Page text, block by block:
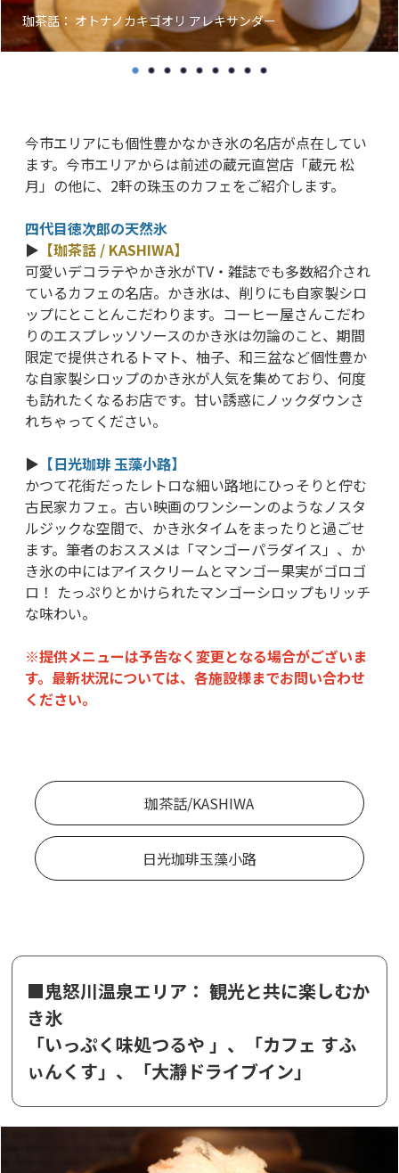
珈茶話： オトナノカキゴオリ アレキサンダー
今市エリアにも個性豊かなかき氷の名店が点在してい
ます。今市エリアからは前述の蔵元直営店「蔵元 松
月」の他に、2軒の珠玉のカフェをご紹介します。
四代目徳次郎の天然氷
▶ 【珈茶話 / KASHIWA】
可愛いデコラテやかき氷がTV・雑誌でも多数紹介され
ているカフェの名店。かき氷は、削りにも自家製シロ
ップにとことんこだわります。コーヒー屋さんこだわ
りのエスプレッソソースのかき氷は勿論のこと、期間
限定で提供されるトマト、柚子、和三盆など個性豊か
な自家製シロップのかき氷が人気を集めており、何度
も訪れたくなるお店です。甘い誘惑にノックダウンさ
れちゃってください。
▶ 【日光珈琲 玉藻小路】
かつて花街だったレトロな細い路地にひっそりと佇む
古民家カフェ。古い映画のワンシーンのようなノスタ
ルジックな空間で、かき氷タイムをまったりと過ごせ
ます。筆者のおススメは「マンゴーパラダイス」、か
き氷の中にはアイスクリームとマンゴー果実がゴロゴ
ロ！ たっぷりとかけられたマンゴーシロップもリッチ
な味わい。
※提供メニューは予告なく変更となる場合がございま
す。最新状況については、各施設様までお問い合わせ
ください。
珈茶話/KASHIWA
日光珈琲玉藻小路
■鬼怒川温泉エリア： 観光と共に楽しむか
き氷
「いっぷく味処つるや 」、「カフェ すふ
ぃんくす」、「大瀞ドライブイン」